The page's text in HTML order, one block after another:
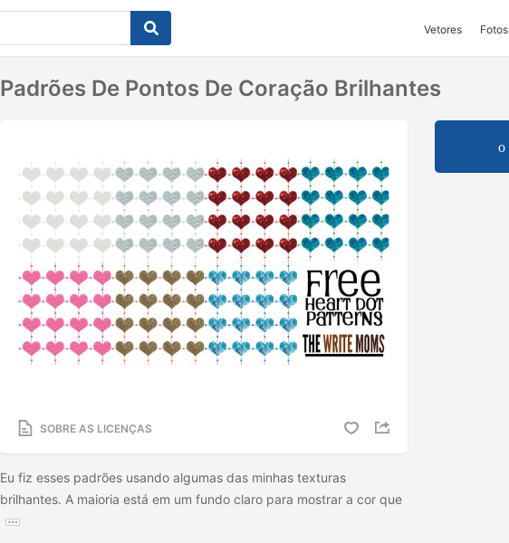
Vetores Fotos
Padrões De Pontos De Coração Brilhantes
SOBRE AS LICENÇAS
Eu fiz esses padrões usando algumas das minhas texturas
brilhantes. A maioria está em um fundo claro para mostrar a cor que